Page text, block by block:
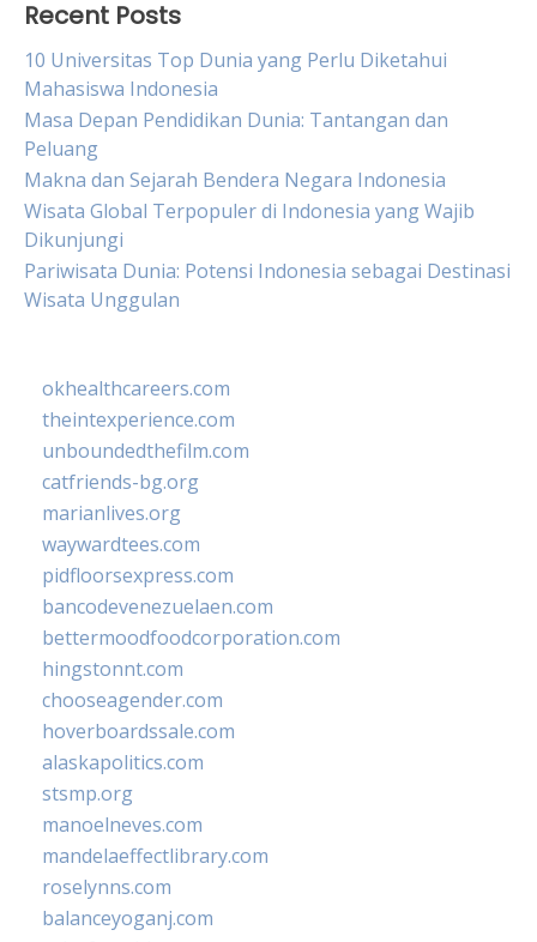
Recent Posts
10 Universitas Top Dunia yang Perlu Diketahui
Mahasiswa Indonesia
Masa Depan Pendidikan Dunia: Tantangan dan
Peluang
Makna dan Sejarah Bendera Negara Indonesia
Wisata Global Terpopuler di Indonesia yang Wajib
Dikunjungi
Pariwisata Dunia: Potensi Indonesia sebagai Destinasi
Wisata Unggulan
okhealthcareers.com
theintexperience.com
unboundedthefilm.com
catfriends-bg.org
marianlives.org
waywardtees.com
pidfloorsexpress.com
bancodevenezuelaen.com
bettermoodfoodcorporation.com
hingstonnt.com
chooseagender.com
hoverboardssale.com
alaskapolitics.com
stsmp.org
manoelneves.com
mandelaeffectlibrary.com
roselynns.com
balanceyoganj.com